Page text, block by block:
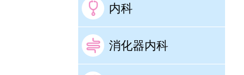
内科
消化器内科